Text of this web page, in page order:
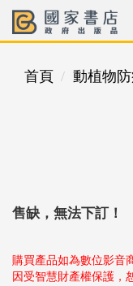
首頁 動植物
售缺，無法下訂！
購買產品如為數位影音
因受智慧財產權保護，